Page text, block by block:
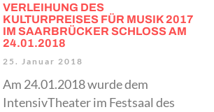
VERLEIHUNG DES
KULTURPREISES FÜR MUSIK 2017
IM SAARBRÜCKER SCHLOSS AM
24.01.2018
25. Januar 2018
Am 24.01.2018 wurde dem
IntensivTheater im Festsaal des